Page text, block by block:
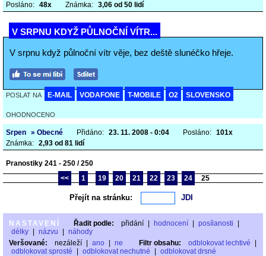
Posláno: 48x Známka: 3,06 od 50 lidí
V SRPNU KDYŽ PŮLNOČNÍ VÍTR...
V srpnu když půlnoční vítr věje, bez deště slunéčko hřeje.
POSLAT NA E-MAIL VODAFONE T-MOBILE O2 SLOVENSKO
OHODNOCENO
Srpen » Obecné Přidáno: 23. 11. 2008 - 0:04 Posláno: 101x
Známka: 2,93 od 81 lidí
Pranostiky 241 - 250 / 250
<<
1 19 20 21 22 23 24 25
Přejít na stránku:
NASTAVENÍ Řadit podle: přidání hodnocení posílanosti
délky
názvu
náhody
Veršované:
nezáleží ano ne Filtr obsahu: odblokovat lechtivé
odblokovat sprosté
odblokovat nechutné
odblokovat drsné